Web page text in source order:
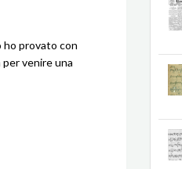
ho provato con
venire una